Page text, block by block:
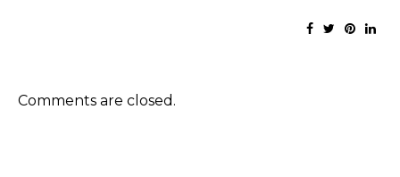
Comments are closed.